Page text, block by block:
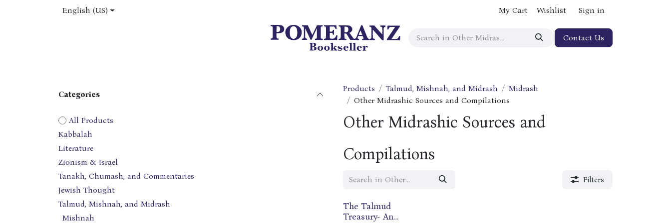
English (US) My Cart Wishlist Sign in
Contact Us
Categories
All Products
Kabbalah
Literature
Zionism & Israel
Tanakh, Chumash, and Commentaries
Jewish Thought
Talmud, Mishnah, and Midrash
Mishnah
Products Talmud, Mishnah, and Midrash
Midrash
Other Midrashic Sources and Compilations
Other Midrashic Sources and
Compilations
Filters
The Talmud
Treasury- An